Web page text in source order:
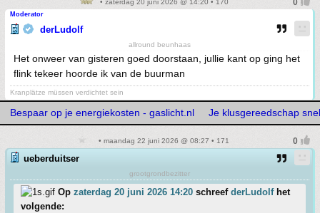
• zaterdag 20 juni 2026 @ 14:20 • 170
Moderator
derLudolf
allround beunhaas
Het onweer van gisteren goed doorstaan, jullie kant op ging het
flink tekeer hoorde ik van de buurman
Kranplätze müssen verdichtet sein
Bespaar op je energiekosten - gaslicht.nl Je klusgereedschap
• maandag 22 juni 2026 @ 08:27 • 171
ueberduitser
grootgrondbezitter
Op zaterdag 20 juni 2026 14:20 schreef derLudolfhet
volgende: